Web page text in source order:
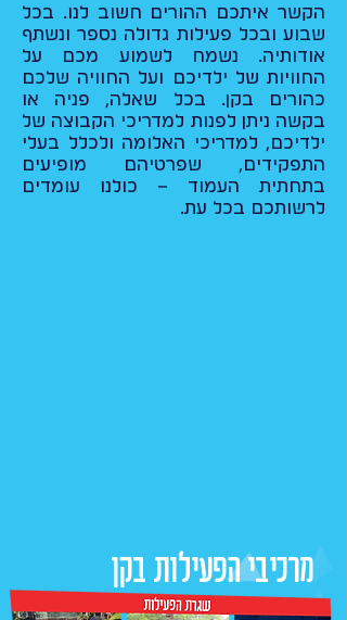
הקשר איתכם ההורים חשוב לנו. בכל
שבוע ובכל פעילות גדולה נספר ונשתף
אודותיה. נשמח לשמוע מכם על
החוויות של ילדיכם ועל החוויה שלכם
כהורים בקן. בכל שאלה, פניה או
בקשה ניתן לפנות למדריכי הקבוצה של
ילדיכם, למדריכי האלומה ולכלל בעלי
התפקידים, שפרטיהם מופיעים
בתחתית העמוד – כולנו עומדים
לרשותכם בכל עת.
מרכיבי הפעילות בקן